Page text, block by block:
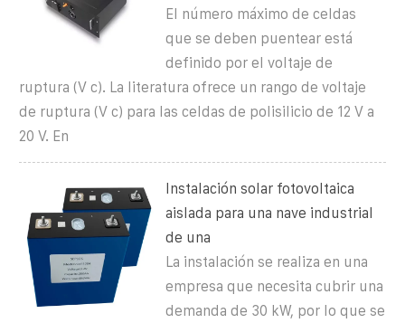
El número máximo de celdas
que se deben puentear está
definido por el voltaje de
ruptura (V c). La literatura ofrece un rango de voltaje
de ruptura (V c) para las celdas de polisilicio de 12 V a
20 V. En
Instalación solar fotovoltaica
aislada para una nave industrial
de una
La instalación se realiza en una
empresa que necesita cubrir una
demanda de 30 kW, por lo que se